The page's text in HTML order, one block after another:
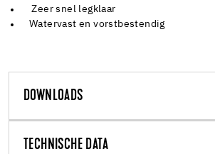
Zeer snel legklaar
Watervast en vorstbestendig
DOWNLOADS
TECHNISCHE DATA